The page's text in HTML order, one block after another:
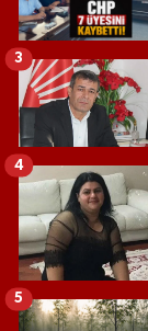
3
4
5